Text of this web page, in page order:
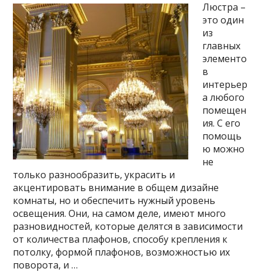
Люстра –
это один
из
главных
элементо
в
интерьер
а любого
помещен
ия. С его
помощь
ю можно
не
только разнообразить, украсить и
акцентировать внимание в общем дизайне
комнаты, но и обеспечить нужный уровень
освещения. Они, на самом деле, имеют много
разновидностей, которые делятся в зависимости
от количества плафонов, способу крепления к
потолку, формой плафонов, возможностью их
поворота, и …